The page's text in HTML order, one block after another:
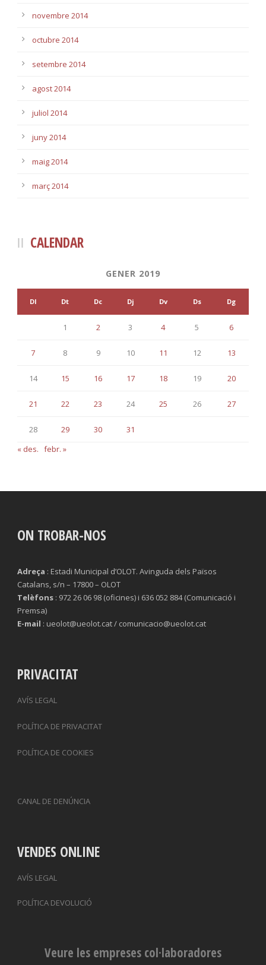
novembre 2014
octubre 2014
setembre 2014
agost 2014
juliol 2014
juny 2014
maig 2014
març 2014
CALENDAR
GENER 2019
Dl Dt Dc Dj Dv Ds Dg
1 2 3 4 5 6
7 8 9 10 11 12 13
14 15 16 17 18 19 20
21 22 23 24 25 26 27
28 29 30
31
« des. febr. »
ON TROBAR-NOS
Adreça : Estadi Municipal d’OLOT. Avinguda dels Països
Catalans, s/n – 17800 – OLOT
Telèfons : 972 26 06 98 (oficines) i 636 052 884 (Comunicació i
Premsa)
E-mail : ueolot@ueolot.cat / comunicacio@ueolot.cat
PRIVACITAT
AVÍS LEGAL
POLÍTICA DE PRIVACITAT
POLÍTICA DE COOKIES
CANAL DE DENÚNCIA
VENDES ONLINE
AVÍS LEGAL
POLÍTICA DEVOLUCIÓ
Veure les empreses col·laboradores